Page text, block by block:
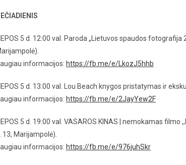
LIEPOS 5 d. 12:00 val. Paroda „Lietuvos spaudos
informacijos: https://fb.me/e/LkozJ5hhb
LIEPOS 5 d. 13:00 val. Lou Beach knygos pristatymas ir
informacijos: https://fb.me/e/2JayYew2F
LIEPOS 5 d. 19:00 val. VASAROS KINAS | nemokamas filmo
13, Marijampolė).
informacijos: https://fb.me/e/976juhSkr